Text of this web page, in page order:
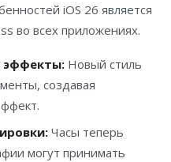
iOS 26 является
во всех приложениях.
эффекты:Новый стиль
создавая
Часы теперь
могут принимать